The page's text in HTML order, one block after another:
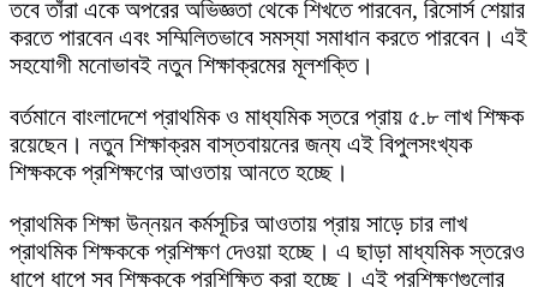
তবে তাঁরা একে অপরের অভিজ্ঞতা থেকে শিখতে পারবেন, রিসোর্স শেয়ার
করতে পারবেন এবং সম্মিলিতভাবে সমস্যা সমাধান করতে পারবেন। এই
সহযোগী মনোভাবই নতুন শিক্ষাক্রমের মূলশক্তি।
বর্তমানে বাংলাদেশে প্রাথমিক ও মাধ্যমিক স্তরে প্রায় ৫.৮ লাখ শিক্ষক
রয়েছেন। নতুন শিক্ষাক্রম বাস্তবায়নের জন্য এই বিপুলসংখ্যক
শিক্ষককে প্রশিক্ষণের আওতায় আনতে হচ্ছে।
প্রাথমিক শিক্ষা উন্নয়ন কর্মসূচির আওতায় প্রায় সাড়ে চার লাখ
প্রাথমিক শিক্ষককে প্রশিক্ষণ দেওয়া হচ্ছে। এ ছাড়া মাধ্যমিক স্তরেও
ধাপে ধাপে সব শিক্ষককে প্রশিক্ষিত করা হচ্ছে। এই প্রশিক্ষণগুলোর